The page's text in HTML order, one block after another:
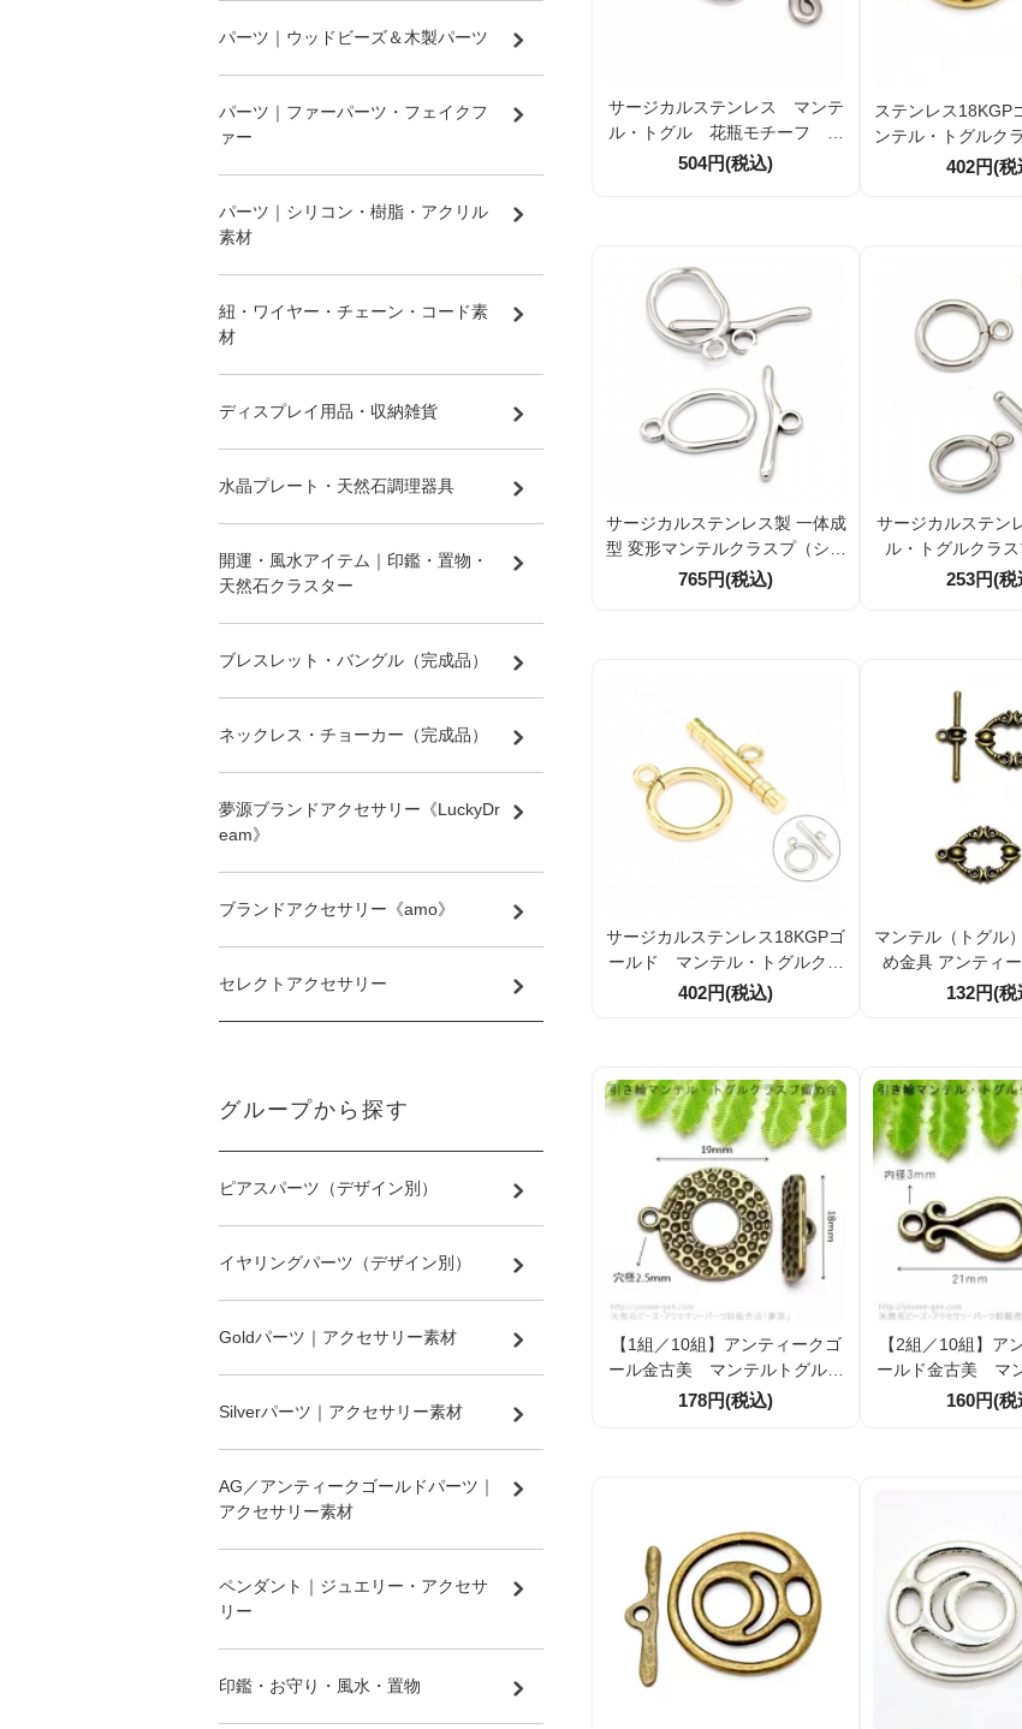
サージカルステンレス マンテ
ル・トグル 花瓶モチーフ ク
ラスプ ヒキワ 留め金具パー
504円(税込)
ステンレス
ンテル・トグルク
金具 ヒキワパー
402円(税
サージカルステンレス製 一体成
型 変形マンテルクラスプ（シル
バー色）1個／10個割引
765円(税込)
サージカルステ
ル・トグルクラ
具 引き輪外径
253円(税
サージカルステンレス18KGPゴ
ールド マンテル・トグルクラ
スプ 留め金具 引き輪外径14
402円(税込)
マンテル（トグル
め金具 アンティー
約22×17mm／バ
132円(税
【1組／10組】アンティークゴ
ール金古美 マンテルトグルク
ラスプヒキワパーツ留め金具
178円(税込)
【2組／10組】ア
ールド金古美 マ
ルクラスプヒキワ
160円(税
パーツ｜ウッドビーズ＆木製パーツ
パーツ｜ファーパーツ・フェイクフ
ァー
パーツ｜シリコン・樹脂・アクリル
素材
紐・ワイヤー・チェーン・コード素
材
ディスプレイ用品・収納雑貨
水晶プレート・天然石調理器具
開運・風水アイテム｜印鑑・置物・
天然石クラスター
ブレスレット・バングル（完成品）
ネックレス・チョーカー（完成品）
夢源ブランドアクセサリー《LuckyDr
eam》
ブランドアクセサリー《amo》
セレクトアクセサリー
グループから探す
ピアスパーツ（デザイン別）
イヤリングパーツ（デザイン別）
Goldパーツ｜アクセサリー素材
Silverパーツ｜アクセサリー素材
AG／アンティークゴールドパーツ｜
アクセサリー素材
ペンダント｜ジュエリー・アクセサ
リー
印鑑・お守り・風水・置物